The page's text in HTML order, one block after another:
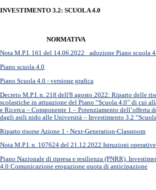
INVESTIMENTO 3.2: SCUOLA 4.0
NORMATIVA
Nota M.P.I. 161 del 14.06.2022_ adozione Piano scuola
Piano scuola 4.0
Piano Scuola 4.0 - versione grafica
Decreto M.P.I. n. 218 dell'8 agosto 2022: Riparto delle
scolastiche in attuazione del Piano “Scuola 4.0” di cui
e Ricerca – Componente 1 – Potenziamento dell’offerta
dagli asili nido alle Università – Investimento 3.2
Riparto risorse Azione 1 - Next-Generation-Classroom
Nota M.P.I. n. 107624 del 21.12.2022 Istruzioni operative
Piano Nazionale di ripresa e resilienza (PNRR).
4.0:Comunicazione erogazione quota di anticipazione